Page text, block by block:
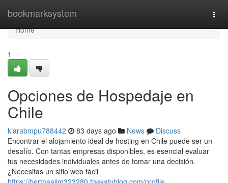
bookmarksystem
Home
Home
1
Opciones de Hospedaje en
Chile
kiarabmpu788442 83 days ago News
Discuss
Encontrar el alojamiento ideal de hosting en Chile puede ser un
desafío. Con tantas empresas disponibles, es esencial evaluar
tus necesidades individuales antes de tomar una decisión.
¿Necesitas un sitio web fácil